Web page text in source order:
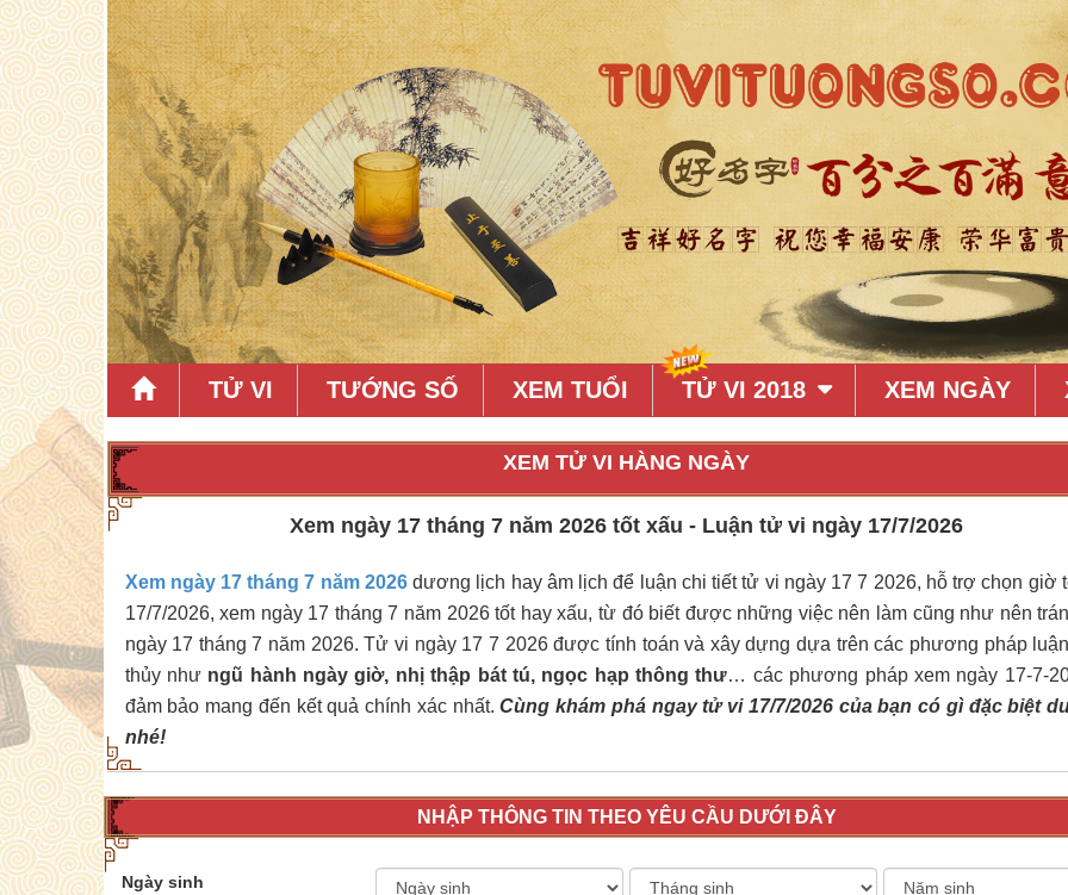
TỬ VI TƯỚNG SỐ XEM TUỔI TỬ VI 2018 XEM NGÀY
XEM TỬ VI HÀNG NGÀY
Xem ngày 17 tháng 7 năm 2026 tốt xấu - Luận tử vi ngày 17/7/2026
Xem ngày 17 tháng 7 năm 2026dương lịch hay âm lịch để luận chi tiết tử vi ngày 17 7 2026, hỗ trợ chọn giờ
17/7/2026, xem ngày 17 tháng 7 năm 2026 tốt hay xấu, từ đó biết được những việc nên làm cũng như nên
ngày 17 tháng 7 năm 2026. Tử vi ngày 17 7 2026 được tính toán và xây dựng dựa trên các phương pháp
thủy như ngũ hành ngày giờ, nhị thập bát tú, ngọc hạp thông thư… các phương pháp xem ngày 17-7-
đảm bảo mang đến kết quả chính xác nhất.Cùng khám phá ngay tử vi 17/7/2026 của bạn có gì đặc biệt
nhé!
NHẬP THÔNG TIN THEO YÊU CẦU DƯỚI ĐÂY
Ngày sinh